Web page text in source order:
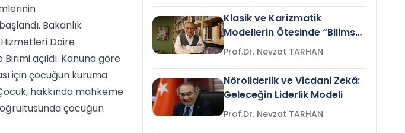
Bakanlık
Daire
açıldı. Kanuna göre
için çocuğun kuruma
hakkında mahkeme
çocuğun
Klasik ve Karizmatik
Modellerin Ötesinde “Bilimsel
Liderlik”
Prof.Dr. Nevzat TARHAN
Nöroliderlik ve Vicdani Zekâ:
Geleceğin Liderlik Modeli
Prof.Dr. Nevzat TARHAN